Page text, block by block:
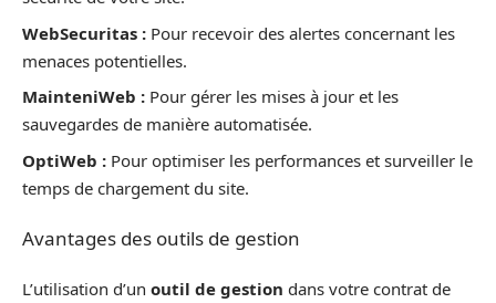
WebSecuritas : Pour recevoir des alertes concernant les
menaces potentielles.
MainteniWeb : Pour gérer les mises à jour et les
sauvegardes de manière automatisée.
OptiWeb : Pour optimiser les performances et surveiller le
temps de chargement du site.
Avantages des outils de gestion
L’utilisation d’un outil de gestion dans votre contrat de